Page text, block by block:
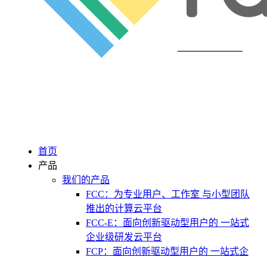
首页
产品
我们的产品
FCC：为专业用户、工作室 与小型团队
推出的计算云平台
FCC-E：面向创新驱动型用户的 一站式
企业级研发云平台
FCP：面向创新驱动型用户的 一站式企